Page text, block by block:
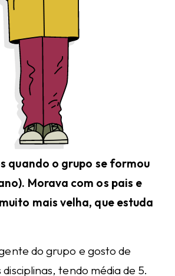
quando o grupo se formou
Morava com os pais e
mais velha, que estuda
do grupo e gosto de
tendo média de 5.